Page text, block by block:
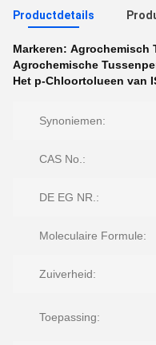
Productdetails
Markeren: Agrochemisch
Agrochemische
Het p-Chloortolueen van
Synoniemen:
CAS No.:
DE EG NR.:
Moleculaire Formule:
Zuiverheid:
Toepassing: